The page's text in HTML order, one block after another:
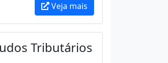
Veja mais
Tributários